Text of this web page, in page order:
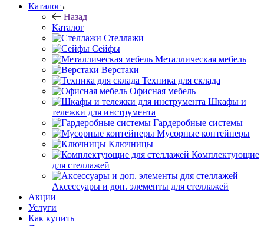
Каталог
Назад
Каталог
Стеллажи
Сейфы
Металлическая мебель
Верстаки
Техника для склада
Офисная мебель
Шкафы и
тележки для инструмента
Гардеробные системы
Мусорные контейнеры
Ключницы
Комплектующие
для стеллажей
Аксессуары и доп. элементы для стеллажей
Акции
Услуги
Как купить